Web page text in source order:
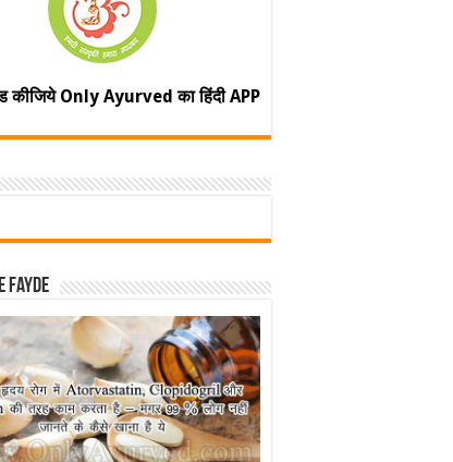
कीजिये Only Ayurved का हिंदी APP
fayde